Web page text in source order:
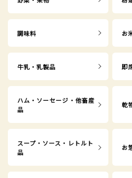
調味料 お
牛乳・乳製品 即
ハム・ソーセージ・他畜産
品
乾
スープ・ソース・レトルト
品
お